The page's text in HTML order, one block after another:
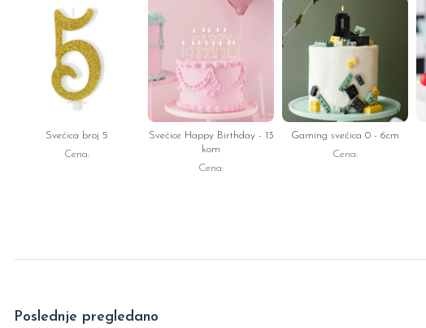
Svećica broj 5
Cena:
Svećice Happy Birthday - 13
kom
Cena:
Gaming svećica 0 - 6cm
Cena:
Poslednje pregledano